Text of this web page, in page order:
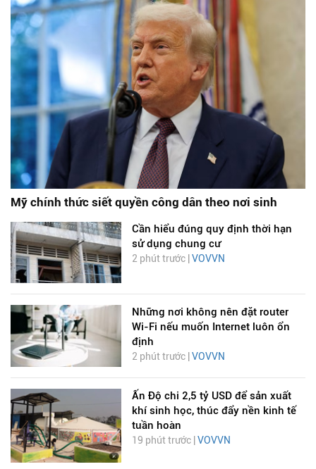
Mỹ chính thức siết quyền công dân theo nơi sinh
Cần hiểu đúng quy định thời hạn
sử dụng chung cư
2 phút trước | VOVVN
Những nơi không nên đặt router
Wi-Fi nếu muốn Internet luôn ổn
định
2 phút trước | VOVVN
Ấn Độ chi 2,5 tỷ USD để sản xuất
khí sinh học, thúc đẩy nền kinh tế
tuần hoàn
19 phút trước | VOVVN